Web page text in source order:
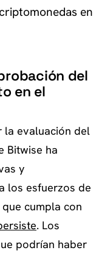
en
del
en el
la evaluación del
Bitwise ha
y
los esfuerzos de
cumpla con
. Los
podrían haber